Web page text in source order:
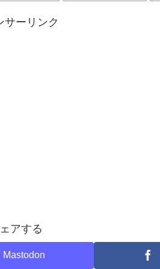
サーリンク
アする
Mastodon